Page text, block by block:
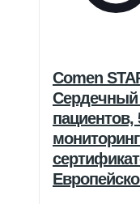
Comen